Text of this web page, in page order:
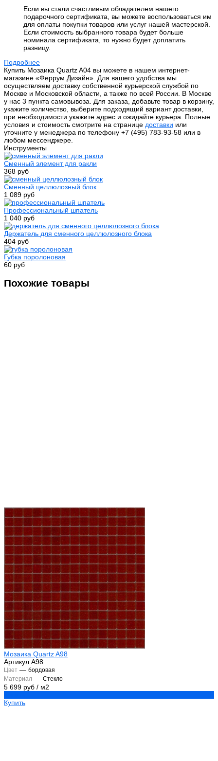
Если вы стали счастливым обладателем нашего
подарочного сертификата, вы можете воспользоваться им
для оплаты покупки товаров или услуг нашей мастерской.
Если стоимость выбранного товара будет больше
номинала сертификата, то нужно будет доплатить
разницу.
Подробнее
Купить Мозаика Quartz A04 вы можете в нашем интернет-
магазине «Феррум Дизайн». Для вашего удобства мы
осуществляем доставку собственной курьерской службой по
Москве и Московской области, а также по всей России. В Москве
у нас 3 пункта самовывоза. Для заказа, добавьте товар в корзину,
укажите количество, выберите подходящий вариант доставки,
при необходимости укажите адрес и ожидайте курьера. Полные
условия и стоимость смотрите на странице доставки или
уточните у менеджера по телефону +7 (495) 783-93-58 или в
любом мессенджере.
Инструменты
Сменный элемент для ракли
368 руб
Сменный целлюлозный блок
1 089 руб
Профессиональный шпатель
1 040 руб
Держатель для сменного целлюлозного блока
404 руб
Губка поролоновая
60 руб
Похожие товары
Мозаика Quartz A98
Артикул A98
Цвет — бордовая
Материал — Стекло
5 699 руб / м2
Купить